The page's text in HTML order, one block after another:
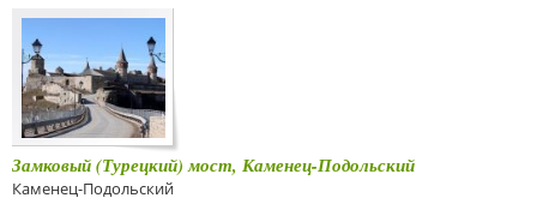
Замковый (Турецкий) мост, Каменец-Подольский
Каменец-Подольский